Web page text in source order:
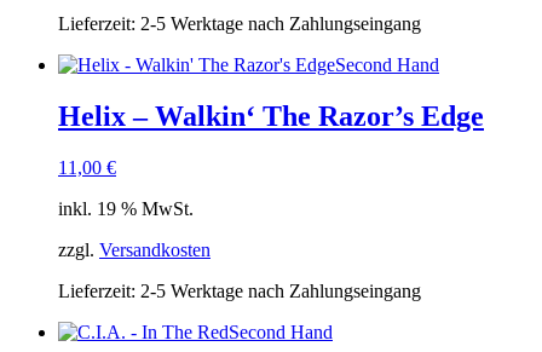
Lieferzeit: 2-5 Werktage nach Zahlungseingang
Second Hand
Helix – Walkin‘ The Razor’s Edge
11,00 €
inkl. 19 % MwSt.
zzgl. Versandkosten
Lieferzeit: 2-5 Werktage nach Zahlungseingang
Second Hand